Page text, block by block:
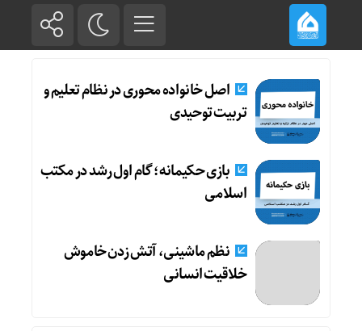
اصل خانواده محوری در نظام تعلیم و
تربیت توحیدی
بازی حکیمانه؛ گام اول رشد در مکتب
اسلامی
نظم ماشینی، آتش زدن خاموش
خلاقیت انسانی